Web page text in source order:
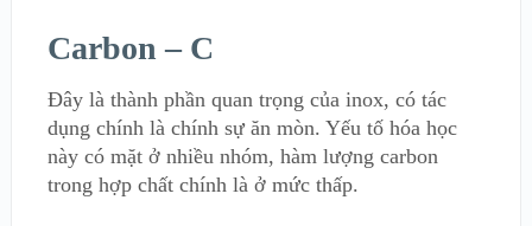
Carbon – C
Đây là thành phần quan trọng của inox, có tác
dụng chính là chính sự ăn mòn. Yếu tố hóa học
này có mặt ở nhiều nhóm, hàm lượng carbon
trong hợp chất chính là ở mức thấp.